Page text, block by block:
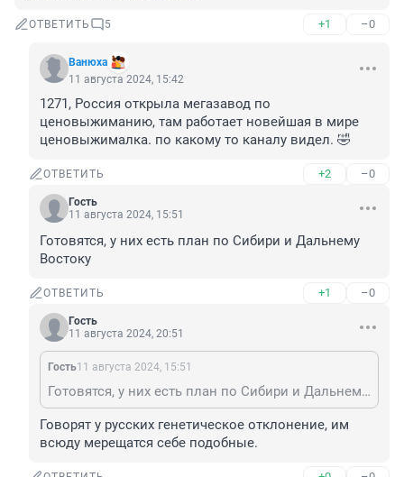
ОТВЕТИТЬ 5 +1 –0
Вaнюхa
11 августа 2024, 15:42
1271, Россия открыла мегазавод по
ценовыжиманию, там работает новейшая в мире
ценовыжималка. по какому то каналу видел. 🤣
ОТВЕТИТЬ +2 –0
Гость
11 августа 2024, 15:51
Готовятся, у них есть план по Сибири и Дальнему
Востоку
ОТВЕТИТЬ +1 –0
Гость
11 августа 2024, 20:51
Гость11 августа 2024, 15:51
Готовятся, у них есть план по Сибири и Дальнему Востоку
Говорят у русских генетическое отклонение, им
всюду мерещатся себе подобные.